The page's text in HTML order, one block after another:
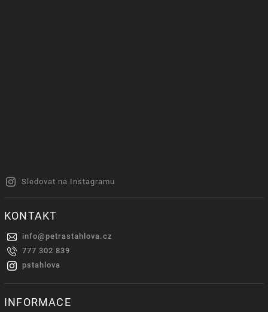
Sledovat na Instagramu
KONTAKT
info@petrastahlova.cz
777 302 839
pstahlova
INFORMACE